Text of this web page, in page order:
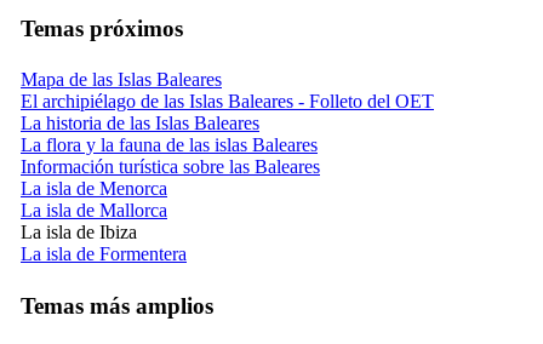
Temas próximos
Mapa de las Islas Baleares
El archipiélago de las Islas Baleares - Folleto del OET
La historia de las Islas Baleares
La flora y la fauna de las islas Baleares
Información turística sobre las Baleares
La isla de Menorca
La isla de Mallorca
La isla de Ibiza
La isla de Formentera
Temas más amplios